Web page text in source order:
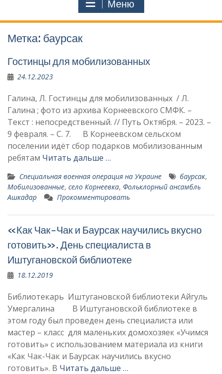
Меню
Метка: баурсак
Гостинцы для мобилизованных
24.12.2023
Галина, Л. Гостинцы для мобилизованных / Л.
Галина ; фото из архива Корнеевского СМФК. –
Текст : непосредственный. // Путь Октября. – 2023. –
9 февраля. – С. 7. В Корнеевском сельском
поселении идёт сбор подарков мобилизованным
ребятам Читать дальше …
Специальная военная операция на Украине баурсак,
Мобилизованные, село Корнеевка, Фольклорный ансамбль
Ашкадар
Прокомментировать
«Как Чак-Чак и Баурсак научились вкусно
готовить». День специалиста в
Иштугановской библиотеке
18.12.2019
Библиотекарь Иштугановской библиотеки Айгуль
Умергалина В Иштугановской библиотеке в
этом году был проведен день специалиста или
мастер – класс для маленьких домохозяек «Учимся
готовить» с использованием материала из книги
«Как Чак-Чак и Баурсак научились вкусно
готовить». В Читать дальше …